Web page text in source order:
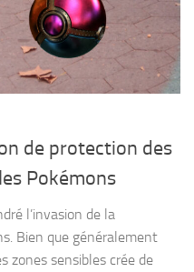
de protection des
Pokémons
l’invasion de la
Bien que généralement
zones sensibles crée de